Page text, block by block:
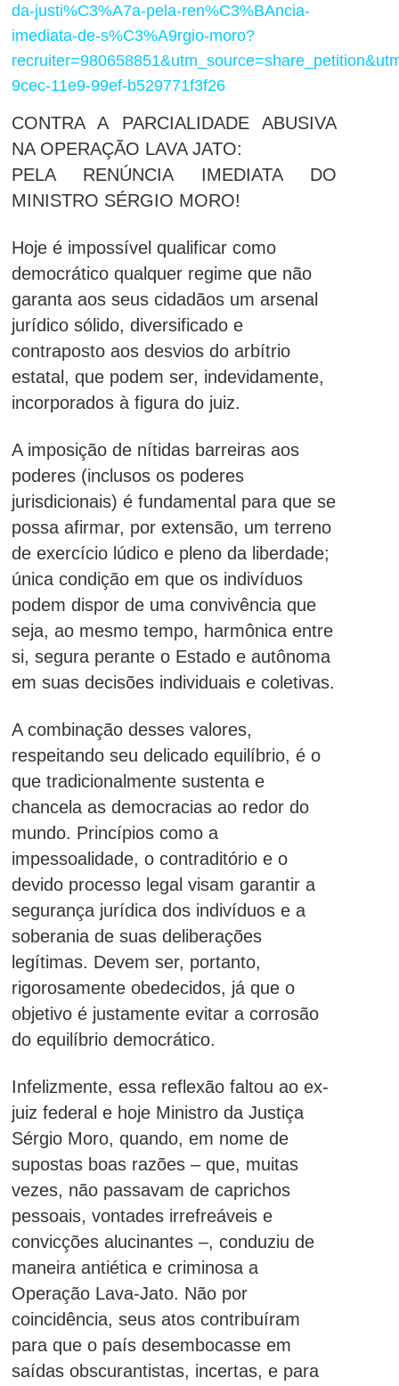
da-justi%C3%A7a-pela-ren%C3%BAncia-
imediata-de-s%C3%A9rgio-moro?
9cec-11e9-99ef-b529771f3f26
CONTRA A PARCIALIDADE ABUSIVA
NA OPERAÇÃO LAVA JATO:
PELA RENÚNCIA IMEDIATA DO
MINISTRO SÉRGIO MORO!
Hoje é impossível qualificar como
democrático qualquer regime que não
garanta aos seus cidadãos um arsenal
jurídico sólido, diversificado e
contraposto aos desvios do arbítrio
estatal, que podem ser, indevidamente,
incorporados à figura do juiz.
A imposição de nítidas barreiras aos
poderes (inclusos os poderes
jurisdicionais) é fundamental para que se
possa afirmar, por extensão, um terreno
de exercício lúdico e pleno da liberdade;
única condição em que os indivíduos
podem dispor de uma convivência que
seja, ao mesmo tempo, harmônica entre
si, segura perante o Estado e autônoma
em suas decisões individuais e coletivas.
A combinação desses valores,
respeitando seu delicado equilíbrio, é o
que tradicionalmente sustenta e
chancela as democracias ao redor do
mundo. Princípios como a
impessoalidade, o contraditório e o
devido processo legal visam garantir a
segurança jurídica dos indivíduos e a
soberania de suas deliberações
legítimas. Devem ser, portanto,
rigorosamente obedecidos, já que o
objetivo é justamente evitar a corrosão
do equilíbrio democrático.
Infelizmente, essa reflexão faltou ao ex-
juiz federal e hoje Ministro da Justiça
Sérgio Moro, quando, em nome de
supostas boas razões – que, muitas
vezes, não passavam de caprichos
pessoais, vontades irrefreáveis e
convicções alucinantes –, conduziu de
maneira antiética e criminosa a
Operação Lava-Jato. Não por
coincidência, seus atos contribuíram
para que o país desembocasse em
saídas obscurantistas, incertas, e para